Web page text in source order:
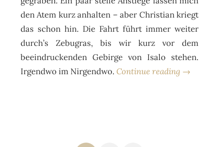
den Atem kurz anhalten – aber Christian kriegt
das schon hin. Die Fahrt führt immer weiter
durch’s Zebugras, bis wir kurz vor dem
beeindruckenden Gebirge von Isalo stehen.
Irgendwo im Nirgendwo. Continue reading →